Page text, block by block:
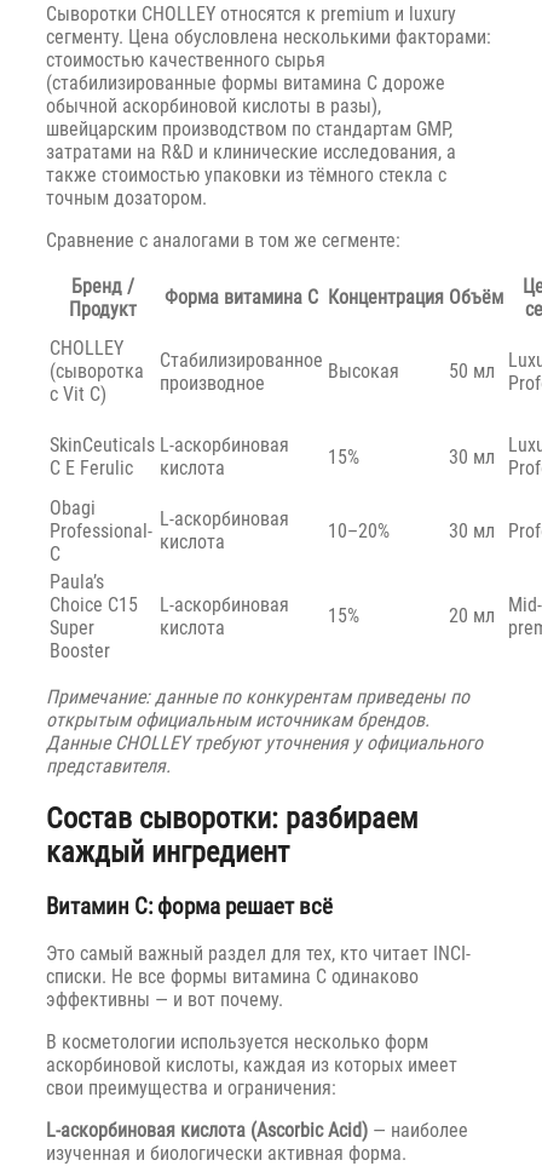
Сыворотки CHOLLEY относятся к premium и luxury
сегменту. Цена обусловлена несколькими факторами:
стоимостью качественного сырья
(стабилизированные формы витамина C дороже
обычной аскорбиновой кислоты в разы),
швейцарским производством по стандартам GMP,
затратами на R&D и клинические исследования, а
также стоимостью упаковки из тёмного стекла с
точным дозатором.
Сравнение с аналогами в том же сегменте:
Бренд /
Продукт
Форма витамина C Концентрация Объём
CHOLLEY
(сыворотка
с Vit C)
Стабилизированное
производное
Высокая 50 мл
SkinCeuticals
C E Ferulic
L-аскорбиновая
кислота
15% 30 мл
Obagi
Professional-
C
L-аскорбиновая
кислота
10–20% 30 мл
Paula’s
Choice C15
Super
Booster
L-аскорбиновая
кислота
15% 20 мл
Mid-
Примечание: данные по конкурентам приведены по
открытым официальным источникам брендов.
Данные CHOLLEY требуют уточнения у официального
представителя.
Состав сыворотки: разбираем
каждый ингредиент
Витамин C: форма решает всё
Это самый важный раздел для тех, кто читает INCI-
списки. Не все формы витамина C одинаково
эффективны — и вот почему.
В косметологии используется несколько форм
аскорбиновой кислоты, каждая из которых имеет
свои преимущества и ограничения:
L-аскорбиновая кислота (Ascorbic Acid) — наиболее
изученная и биологически активная форма.